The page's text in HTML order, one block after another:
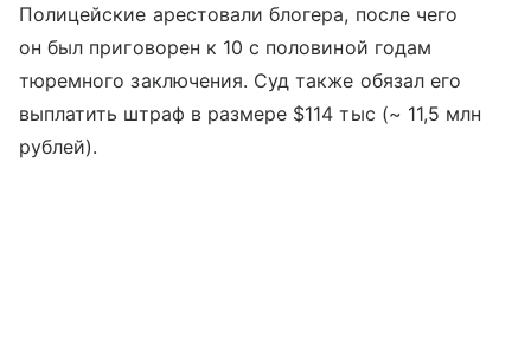
Полицейские арестовали блогера, после чего
он был приговорен к 10 с половиной годам
тюремного заключения. Суд также обязал его
выплатить штраф в размере $114 тыс (~ 11,5 млн
рублей).